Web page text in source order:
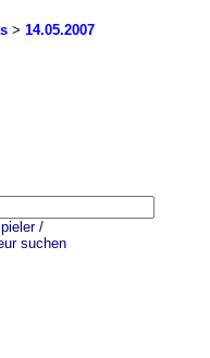
> 14.05.2007
/
suchen